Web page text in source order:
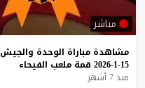
مباشر
مشاهدة مباراة الوحدة والجيش
15-1-2026
قمة ملعب الفيحاء
منذ 7 أشهر